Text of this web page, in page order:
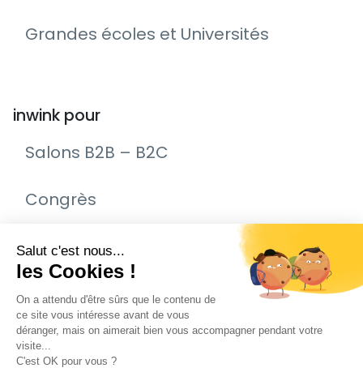
Grandes écoles et Universités
inwink pour
Salons B2B – B2C
Congrès
Remise de prix – Awards
Journée Portes Ouvertes (JPO)